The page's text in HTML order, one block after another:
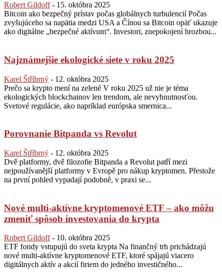
Robert Gildoff - 15. októbra 2025
Bitcoin ako bezpečný prístav počas globálnych turbulencií Počas
zvyšujúceho sa napätia medzi USA a Čínou sa Bitcoin opäť ukazuje
ako digitálne „bezpečné aktívum“. Investori, znepokojení hrozbou...
Najznámejšie ekologické siete v roku 2025
Karel Štříbrný - 12. októbra 2025
Prečo sa krypto mení na zelené V roku 2025 už nie je téma
ekologických blockchainov len trendom, ale nevyhnutnosťou.
Svetové regulácie, ako napríklad európska smernica...
Porovnanie Bitpanda vs Revolut
Karel Štříbrný - 12. októbra 2025
Dvě platformy, dvě filozofie Bitpanda a Revolut patří mezi
nejpoužívanější platformy v Evropě pro nákup kryptomen. Přestože
na první pohled vypadají podobně, v praxi se...
Nové multi-aktívne kryptomenové ETF – ako môžu
zmeniť spôsob investovania do krypta
Robert Gildoff - 10. októbra 2025
ETF fondy vstupujú do sveta krypta Na finančný trh prichádzajú
nové multi-aktívne kryptomenové ETF, ktoré spájajú viacero
digitálnych aktív a akcií firiem do jedného investičného...